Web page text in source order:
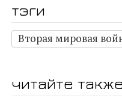
тэги
Вторая мировая
читайте также